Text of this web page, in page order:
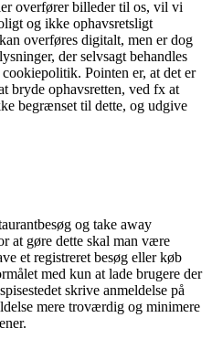
overfører billeder til os, vil vi
og ikke ophavsretsligt
overføres digitalt, men er dog
der selvsagt behandles
Pointen er, at det er
bryde ophavsretten, ved fx at
begrænset til dette, og udgive
og take away
at gøre dette skal man være
et registreret besøg eller køb
med kun at lade brugere der
skrive anmeldelse på
mere troværdig og minimere